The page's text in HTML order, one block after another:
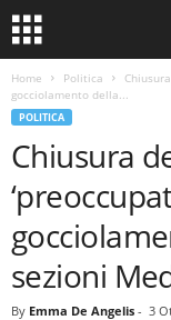
Home Politica
gocciolamento della...
POLITICA
Chiusura
sezioni
By Emma De Angelis - 3